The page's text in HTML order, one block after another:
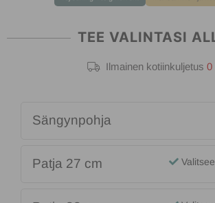
TEE VALINTASI
Ilmainen kotiinkuljetus 0
Sängynpohja
Patja 27 cm